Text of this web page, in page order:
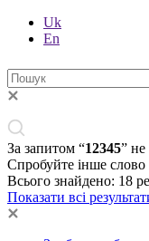
Uk
En
За запитом “12345” не
Спробуйте інше
Всього знайдено: 18
Показати всі